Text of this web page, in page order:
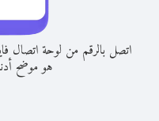
اتصل بالرقم من لوحة اتصال
هو موضح